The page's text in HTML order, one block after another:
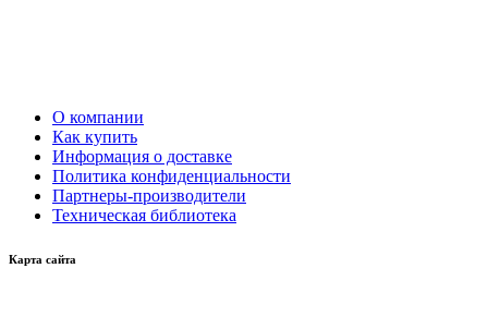
О компании
Как купить
Информация о доставке
Политика конфиденциальности
Партнеры-производители
Техническая библиотека
Карта сайта